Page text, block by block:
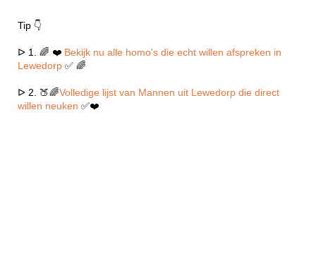
Tip 👇
ᐅ 1. 🌈 ❤️ Bekijk nu alle homo's die echt willen afspreken in
Lewedorp ✅ 🌈
ᐅ 2. 🍑🌈Volledige lijst van Mannen uit Lewedorp die direct
willen neuken ✅❤️